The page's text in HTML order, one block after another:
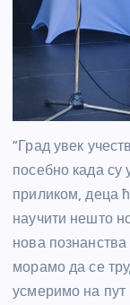
“Град увек
посебно када
приликом, деца
научити нешто
нова
морамо да се
усмеримо на